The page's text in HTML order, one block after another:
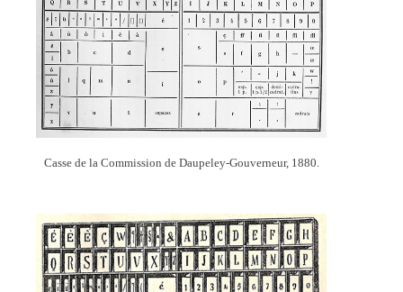
Casse de la Commission de Daupeley-Gouverneur, 1880.